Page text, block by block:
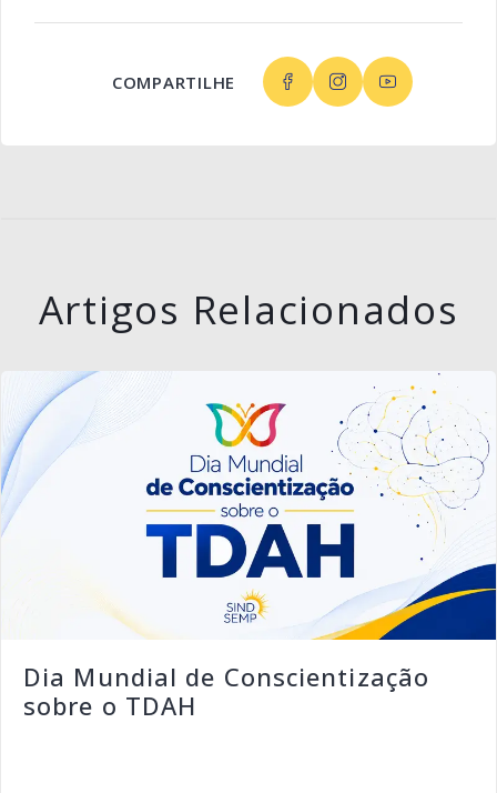
COMPARTILHE
Artigos Relacionados
Dia Mundial de Conscientização
sobre o TDAH